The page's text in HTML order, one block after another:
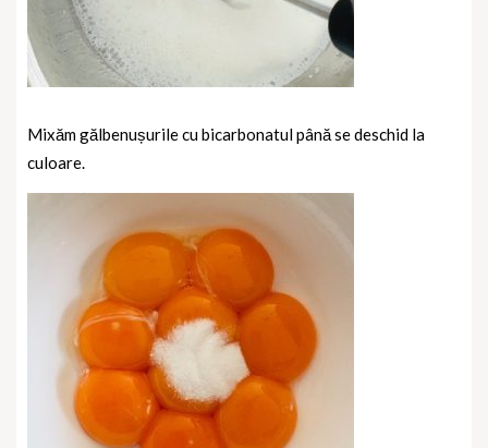
Mixăm gălbenușurile cu bicarbonatul până se deschid la
culoare.